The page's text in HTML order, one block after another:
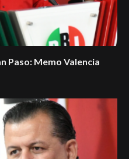
Paso: Memo Valencia